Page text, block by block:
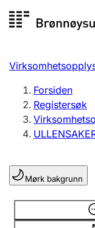
Registersøk
Aksjeselskap
Registrere,
Lag og forening
Registrere,
Forsiden
Registersøk
Mørk bakgrunn
Opplysninger er